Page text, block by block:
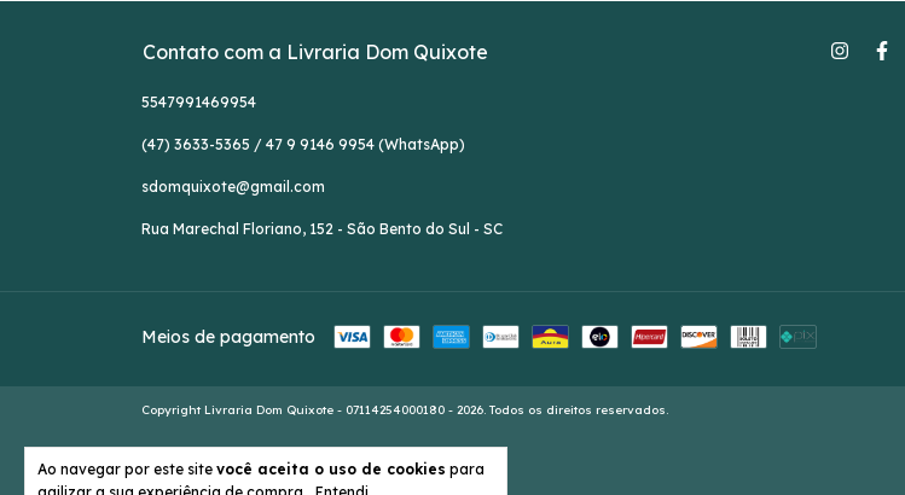
Ao navegar por este site você aceita o uso de cookies para
Contato com a Livraria Dom Quixote
5547991469954
(47) 3633-5365 / 47 9 9146 9954 (WhatsApp)
sdomquixote@gmail.com
Rua Marechal Floriano, 152 - São Bento do Sul - SC
Meios de pagamento
Copyright Livraria Dom Quixote - 07114254000180 - 2026. Todos os direitos reservados.